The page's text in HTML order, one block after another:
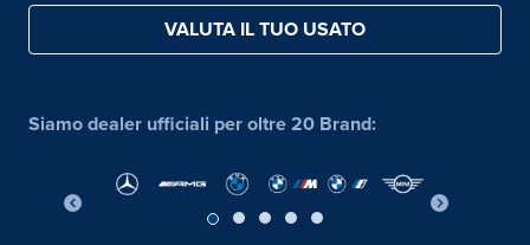
VALUTA IL TUO USATO
Siamo dealer ufficiali per oltre 20 Brand: